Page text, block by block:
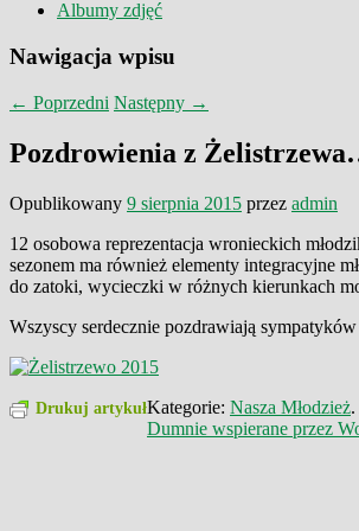
Albumy zdjęć
Nawigacja wpisu
← Poprzedni Następny →
Pozdrowienia z
Opublikowany 9 sierpnia 2015 przez admin
12 osobowa reprezentacja wronieckich
sezonem ma również elementy integracyjne
do zatoki, wycieczki w różnych kierunkach
Wszyscy serdecznie pozdrawiają
Drukuj artykułKategorie: Nasza Młodzież
Dumnie wspierane przez